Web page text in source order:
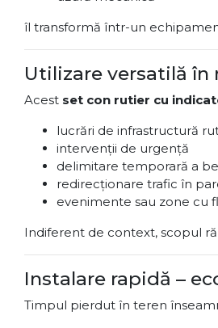
îl transformă într-un
Utilizare versatilă
Acest set con rutier cu
lucrări de infrastructură
intervenții de urgență
delimitare temporară a
redirecționare trafic în
evenimente sau zone cu
Indiferent de context, scopul
Instalare rapidă –
Timpul pierdut în teren